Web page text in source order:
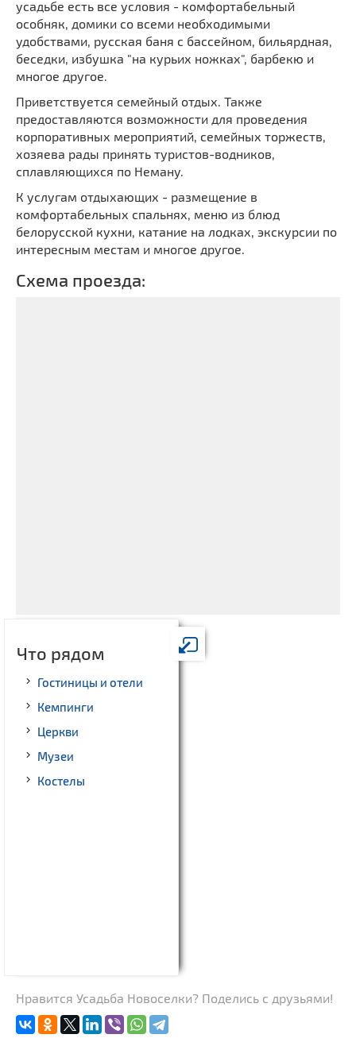
усадьбе есть все условия - комфортабельный
особняк, домики со всеми необходимыми
удобствами, русская баня с бассейном, бильярдная,
беседки, избушка "на курьих ножках", барбекю и
многое другое.
Приветствуется семейный отдых. Также
предоставляются возможности для проведения
корпоративных мероприятий, семейных торжеств,
хозяева рады принять туристов-водников,
сплавляющихся по Неману.
К услугам отдыхающих - размещение в
комфортабельных спальнях, меню из блюд
белорусской кухни, катание на лодках, экскурсии по
интересным местам и многое другое.
Схема проезда:
Что рядом
Гостиницы и отели
Кемпинги
Церкви
Музеи
Костелы
Нравится Усадьба Новоселки? Поделись с друзьями!